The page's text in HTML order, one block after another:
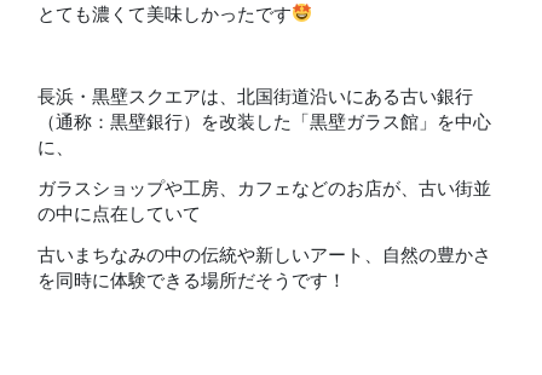
とても濃くて美味しかったです
長浜・黒壁スクエアは、北国街道沿いにある古い銀行
（通称：黒壁銀行）を改装した「黒壁ガラス館」を中心
に、
ガラスショップや工房、カフェなどのお店が、古い街並
の中に点在していて
古いまちなみの中の伝統や新しいアート、自然の豊かさ
を同時に体験できる場所だそうです！